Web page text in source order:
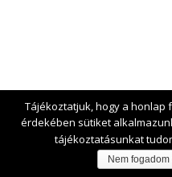
Tájékoztatjuk, hogy a
érdekében sütiket
tájékoztatásunkat
Nem fogadom